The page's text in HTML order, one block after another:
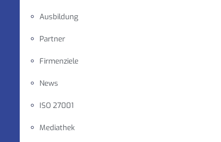
Ausbildung
Partner
Firmenziele
News
ISO 27001
Mediathek